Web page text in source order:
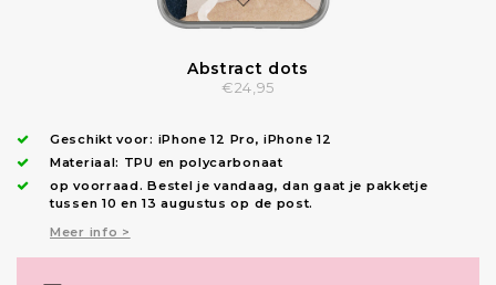
Abstract dots
€24,95
Geschikt voor: iPhone 12 Pro,iPhone 12
Materiaal: TPU en polycarbonaat
op voorraad.Bestel je vandaag, dan gaat je pakketje
tussen 10 en 13 augustus op de post.
Meer info >